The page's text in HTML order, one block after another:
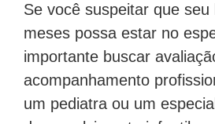
Se você suspeitar que seu
meses possa estar no
importante buscar
acompanhamento
um pediatra ou um